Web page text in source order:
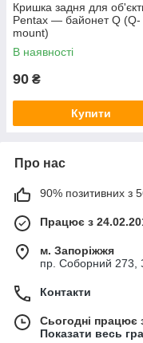
Кришка задня для
Pentax — байонет Q (Q-
mount)
В наявності
90 ₴
Купити
Про нас
90% позитивних з
Працює з
м. Запоріжжя
пр. Соборний 273,
Контакти
Сьогодні працює
Показати весь